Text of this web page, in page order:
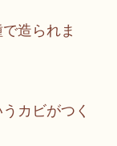
造られま
カビがつく